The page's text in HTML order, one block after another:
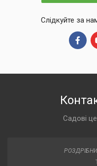
Слідкуйте за
Садові